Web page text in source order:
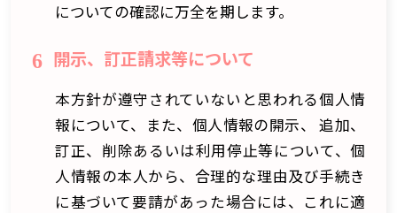
についての確認に万全を期します。
6 開示、訂正請求等について
本方針が遵守されていないと思われる個人情
報について、また、個人情報の開示、 追加、
訂正、削除あるいは利用停止等について、個
人情報の本人から、合理的な理由及び手続き
に基づいて要請があった場合には、これに適